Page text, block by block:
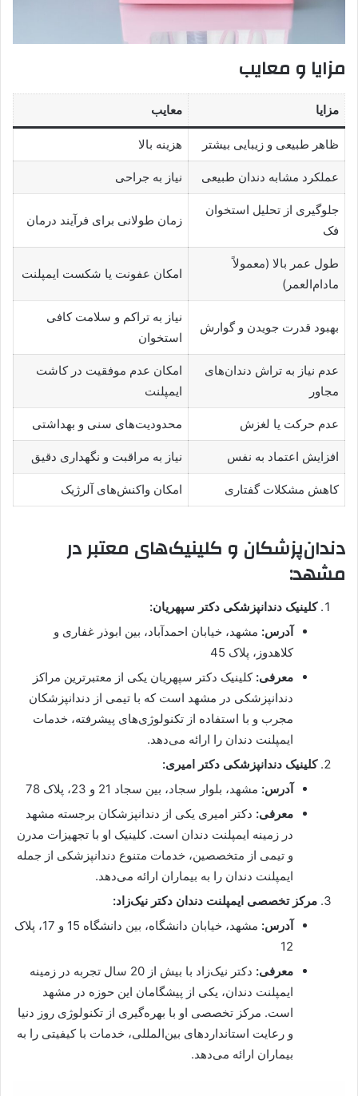
مزایا و معایب
مزایا معایب
ظاهر طبیعی و زیبایی بیشتر هزینه بالا
عملکرد مشابه دندان طبیعی نیاز به جراحی
جلوگیری از تحلیل استخوان
فک
زمان طولانی برای فرآیند درمان
طول عمر بالا (معمولاً
مادام‌العمر)
امکان عفونت یا شکست ایمپلنت
بهبود قدرت جویدن و گوارش
نیاز به تراکم و سلامت کافی
استخوان
عدم نیاز به تراش دندان‌های
مجاور
امکان عدم موفقیت در کاشت
ایمپلنت
عدم حرکت یا لغزش محدودیت‌های سنی و بهداشتی
افزایش اعتماد به نفس نیاز به مراقبت و نگهداری دقیق
کاهش مشکلات گفتاری امکان واکنش‌های آلرژیک
دندان‌پزشکان و کلینیک‌های معتبر در
مشهد:
کلینیک دندانپزشکی دکتر سپهریان:
آدرس: مشهد، خیابان احمدآباد، بین ابوذر غفاری و
کلاهدوز، پلاک 45
معرفی: کلینیک دکتر سپهریان یکی از معتبرترین مراکز
دندانپزشکی در مشهد است که با تیمی از دندانپزشکان
مجرب و با استفاده از تکنولوژی‌های پیشرفته، خدمات
ایمپلنت دندان را ارائه می‌دهد.
کلینیک دندانپزشکی دکتر امیری:
آدرس: مشهد، بلوار سجاد، بین سجاد 21 و 23، پلاک 78
معرفی: دکتر امیری یکی از دندانپزشکان برجسته مشهد
در زمینه ایمپلنت دندان است. کلینیک او با تجهیزات مدرن
و تیمی از متخصصین، خدمات متنوع دندانپزشکی از جمله
ایمپلنت دندان را به بیماران ارائه می‌دهد.
مرکز تخصصی ایمپلنت دندان دکتر نیک‌زاد:
آدرس:
مشهد، خیابان دانشگاه، بین دانشگاه 15 و 17، پلاک
12
معرفی:
دکتر نیک‌زاد با بیش از 20 سال تجربه در زمینه
ایمپلنت دندان، یکی از پیشگامان این حوزه در مشهد
است. مرکز تخصصی او با بهره‌گیری از تکنولوژی روز دنیا
و رعایت استانداردهای بین‌المللی، خدمات با کیفیتی را به
بیماران ارائه می‌دهد.